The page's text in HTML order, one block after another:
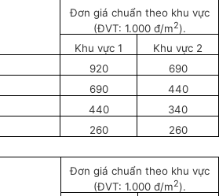
Đơn giá chuẩn theo khu vực
(ĐVT: 1.000 đ/m2).
Khu vực 1
Khu vực 2
920
690
690
440
440
340
260
260
Đơn giá chuẩn theo khu vực
(ĐVT: 1.000 đ/m2).